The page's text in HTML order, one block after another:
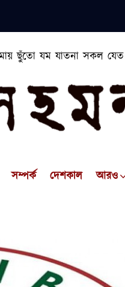
ছুঁতো যম যাতনা সকল
সম্পর্ক দেশকাল আরও